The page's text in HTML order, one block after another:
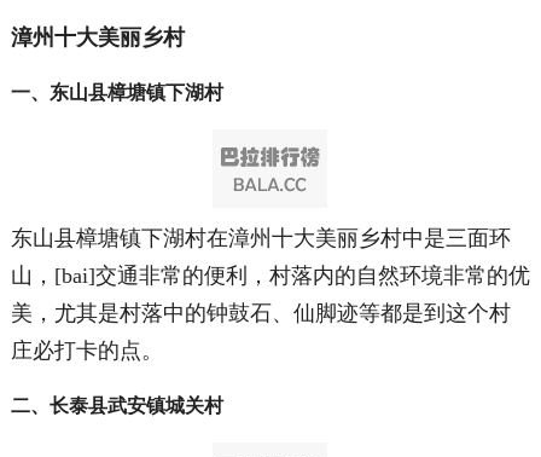
漳州十大美丽乡村
一、东山县樟塘镇下湖村
东山县樟塘镇下湖村在漳州十大美丽乡村中是三面环
山，[bai]交通非常的便利，村落内的自然环境非常的优
美，尤其是村落中的钟鼓石、仙脚迹等都是到这个村
庄必打卡的点。
二、长泰县武安镇城关村